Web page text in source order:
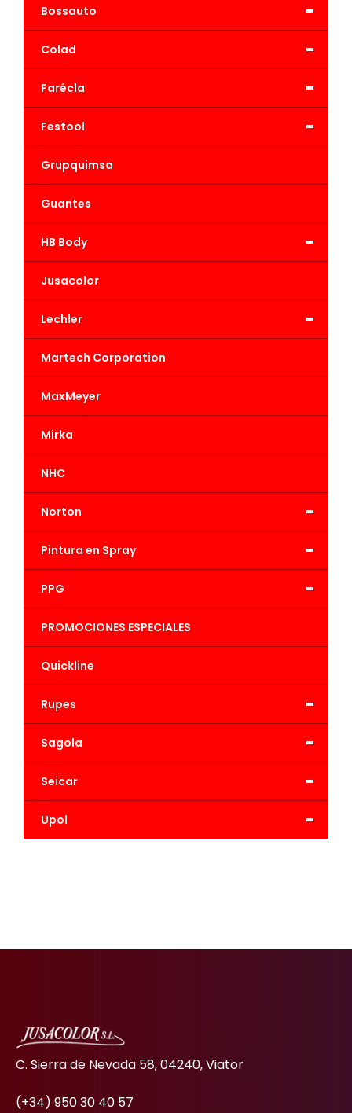
-
Bossauto
-
Colad
-
Farécla
-
Festool
Grupquimsa
Guantes
-
HB Body
Jusacolor
-
Lechler
Martech Corporation
MaxMeyer
Mirka
NHC
-
Norton
-
Pintura en Spray
-
PPG
PROMOCIONES ESPECIALES
Quickline
-
Rupes
-
Sagola
-
Seicar
-
Upol
C. Sierra de Nevada 58, 04240, Viator
(+34) 950 30 40 57